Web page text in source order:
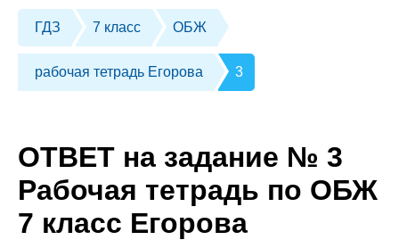
ГДЗ 7 класс ОБЖ
рабочая тетрадь Егорова 3
ОТВЕТ на задание № 3
Рабочая тетрадь по ОБЖ
7 класс Егорова